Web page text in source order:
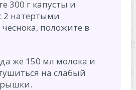
300 г капусты и
2 натертыми
положите в
же 150 мл молока и
на слабый